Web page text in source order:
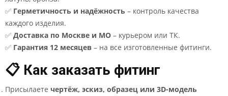
✅ Герметичность и надёжность – контроль качества
каждого изделия.
✅ Доставка по Москве и МО – курьером или ТК.
✅ Гарантия 12 месяцев – на все изготовленные фитинги.
📋 Как заказать фитинг
Присылаете чертёж, эскиз, образец или 3D-модель